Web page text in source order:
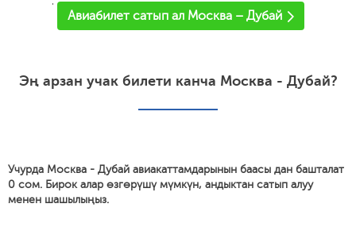
'
Авиабилет сатып ал Москва – Дубай
Эң арзан учак билети канча Москва - Дубай?
Учурда Москва - Дубай авиакаттамдарынын баасы дан башталат
0 сом. Бирок алар өзгөрүшү мүмкүн, андыктан сатып алуу
менен шашылыңыз.